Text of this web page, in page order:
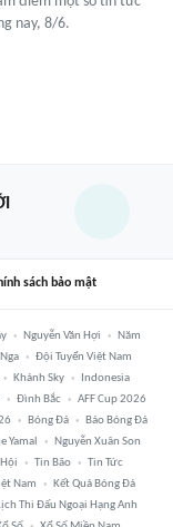
nay, 8/6.
sách bảo mật
Nguyễn Văn Hợi
Năm
Đội Tuyển Việt Nam
Khánh Sky
Indonesia
Đình Bắc
AFF Cup 2026
Bóng Đá
Báo Bóng Đá
Yamal
Nguyễn Xuân Son
Tin Bão
Tin Tức
Nam
Kết Quả Bóng Đá
Thi Đấu Ngoại Hạng Anh